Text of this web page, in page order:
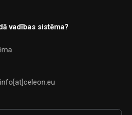
vadības sistēma?
info[at]celeon.eu